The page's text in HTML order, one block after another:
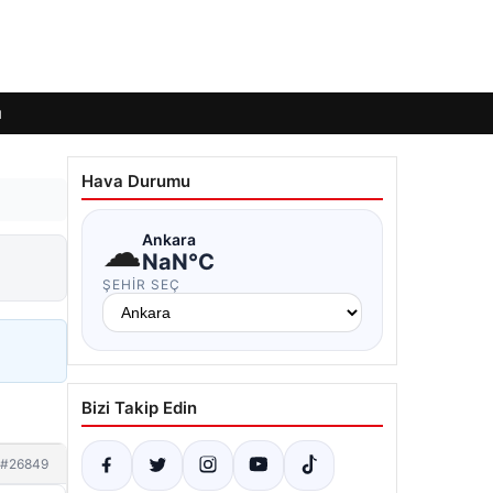
#26849
Hava Durumu
☁Ankara
NaN°C
ŞEHIR SEÇ
Bizi Takip Edin